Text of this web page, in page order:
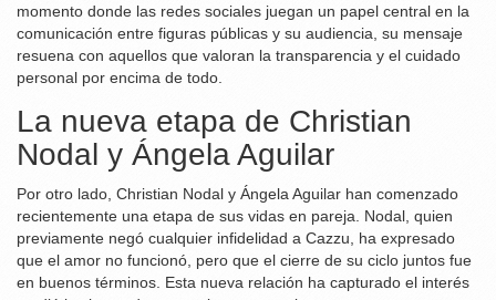
momento donde las redes sociales juegan un papel central en la
comunicación entre figuras públicas y su audiencia, su mensaje
resuena con aquellos que valoran la transparencia y el cuidado
personal por encima de todo.
La nueva etapa de Christian
Nodal y Ángela Aguilar
Por otro lado, Christian Nodal y Ángela Aguilar han comenzado
recientemente una etapa de sus vidas en pareja. Nodal, quien
previamente negó cualquier infidelidad a Cazzu, ha expresado
que el amor no funcionó, pero que el cierre de su ciclo juntos fue
en buenos términos. Esta nueva relación ha capturado el interés